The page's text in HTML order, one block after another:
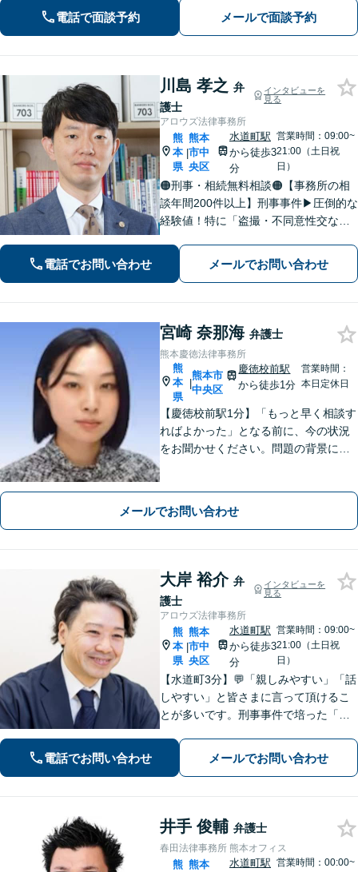
か、解決できるとしてどういった解決
策があるかご提案します。
電話で面談予約 メールで面談予約
川島 孝之 弁
護士
インタビューを
見る
アロウズ法律事務所
熊
本
県
|
熊本
市中
央区
水道町駅
から徒歩3
分
営業時間：09:00~
21:00（土日祝
日）
🟠刑事・相続無料相談🟠【事務所の相
談年間200件以上】刑事事件▶︎圧倒的な
経験値！特に「盗撮・不同意性交など
局・証券会社」勤務で培った税の知識
を生かし、依頼者に寄り添った強いパ
電話でお問い合わせ メールでお問い合わせ
宮崎 奈那海 弁護士
熊本慶徳法律事務所
熊
本
県
|
熊本市
中央区
慶徳校前駅
から徒歩1分
営業時間：
本日定休日
【慶徳校前駅1分】「もっと早く相談す
ればよかった」となる前に、今の状況
をお聞かせください。問題の背景にも
メールでお問い合わせ
大岸 裕介 弁
護士
インタビューを
見る
アロウズ法律事務所
熊
本
県
|
熊本
市中
央区
水道町駅
から徒歩3
分
営業時間：09:00~
21:00（土日祝
日）
【水道町3分】💬「親しみやすい」「話
しやすい」と皆さまに言って頂けるこ
とが多いです。刑事事件で培った「交
れるのが最大の強み◎【刑事事件／警
察に呼び出されている方▶︎電話相談0
電話でお問い合わせ メールでお問い合わせ
井手 俊輔 弁護士
春田法律事務所 熊本オフィス
熊 熊本 水道町駅 営業時間：00:00~